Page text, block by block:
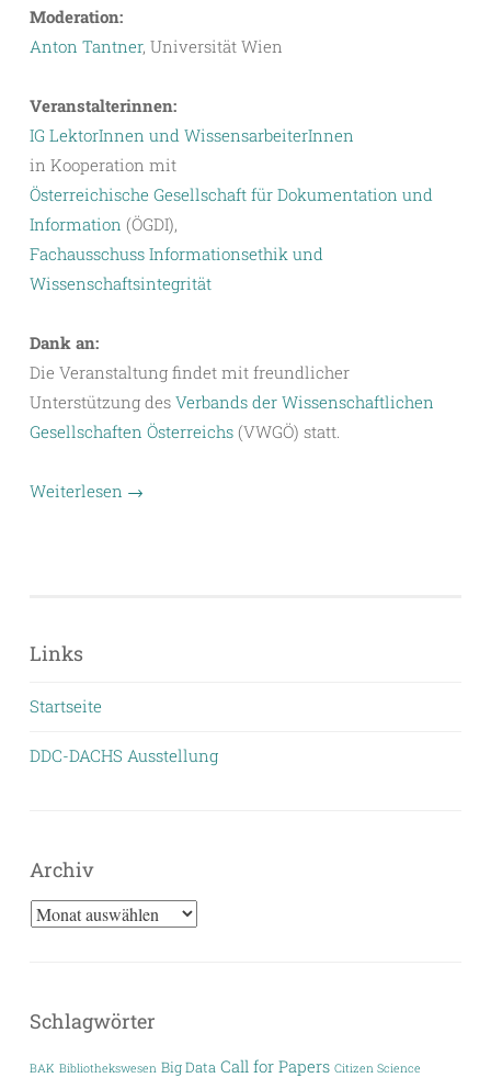
Moderation:
Anton Tantner, Universität Wien
Veranstalterinnen:
IG LektorInnen und WissensarbeiterInnen
in Kooperation mit
Österreichische Gesellschaft für Dokumentation und
Information (ÖGDI),
Fachausschuss Informationsethik und
Wissenschaftsintegrität
Dank an:
Die Veranstaltung findet mit freundlicher
Unterstützung des Verbands der Wissenschaftlichen
Gesellschaften Österreichs (VWGÖ) statt.
Weiterlesen →
Links
Startseite
DDC-DACHS Ausstellung
Archiv
Archiv
Schlagwörter
BAK Bibliothekswesen Big Data Call for Papers Citizen Science